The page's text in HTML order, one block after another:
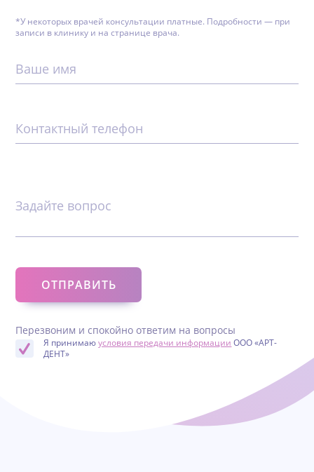
*У некоторых врачей консультации платные. Подробности — при
записи в клинику и на странице врача.
Ваше имя
Контактный телефон
Задайте вопрос
Перезвоним и спокойно ответим на вопросы
Я принимаюусловия передачи информации ООО «АРТ-
ДЕНТ»